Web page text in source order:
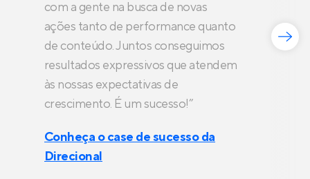
com a gente na busca de novas
ações tanto de performance quanto
de conteúdo. Juntos conseguimos
resultados expressivos que atendem
às nossas expectativas de
crescimento. É um sucesso!”
Conheça o case de sucesso da
Direcional